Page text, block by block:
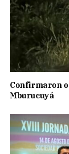
Confirmaron
Mburucuyá